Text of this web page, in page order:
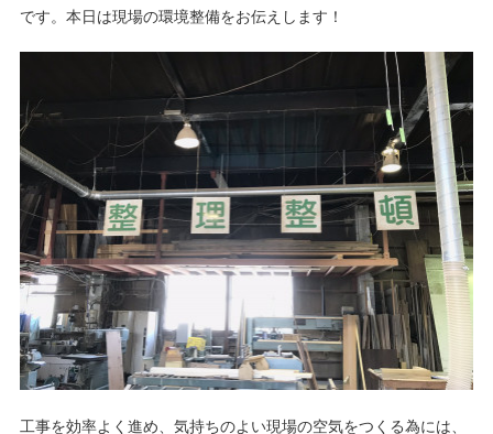
です。本日は現場の環境整備をお伝えします！
工事を効率よく進め、気持ちのよい現場の空気をつくる為には、